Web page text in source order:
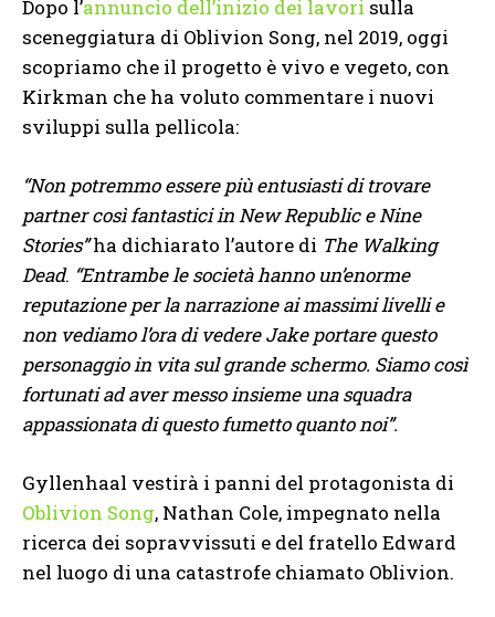
Dopo l’annuncio dell’inizio dei lavori sulla
sceneggiatura di Oblivion Song, nel 2019, oggi
scopriamo che il progetto è vivo e vegeto, con
Kirkman che ha voluto commentare i nuovi
sviluppi sulla pellicola:
“Non potremmo essere più entusiasti di trovare
partner così fantastici in New Republic e Nine
Stories”ha dichiarato l’autore di The Walking
Dead. “Entrambe le società hanno un’enorme
reputazione per la narrazione ai massimi livelli e
non vediamo l’ora di vedere Jake portare questo
personaggio in vita sul grande schermo. Siamo così
fortunati ad aver messo insieme una squadra
appassionata di questo fumetto quanto noi”.
Gyllenhaal vestirà i panni del protagonista di
Oblivion Song, Nathan Cole, impegnato nella
ricerca dei sopravvissuti e del fratello Edward
nel luogo di una catastrofe chiamato Oblivion.